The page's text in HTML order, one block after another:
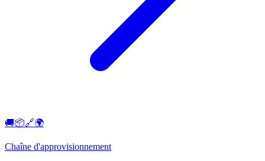
🚚📦🔗🌍
Chaîne d'approvisionnement